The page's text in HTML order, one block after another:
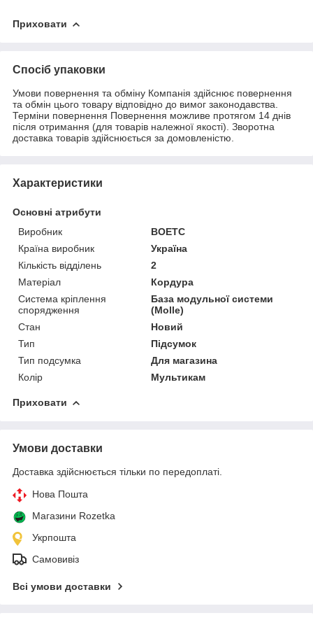
Приховати
Спосіб упаковки
Умови повернення та обміну Компанія здійснює повернення
та обмін цього товару відповідно до вимог законодавства.
Терміни повернення Повернення можливе протягом 14 днів
після отримання (для товарів належної якості). Зворотна
доставка товарів здійснюється за домовленістю.
Характеристики
Основні атрибути
Виробник
BOETC
Країна виробник
Україна
Кількість відділень
2
Матеріал
Кордура
Система кріплення
спорядження
База модульної системи
(Molle)
Стан
Новий
Тип
Підсумок
Тип подсумка
Для магазина
Колір
Мультикам
Приховати
Умови доставки
Доставка здійснюється тільки по передоплаті.
Нова Пошта
Магазини Rozetka
Укрпошта
Самовивіз
Всі умови доставки